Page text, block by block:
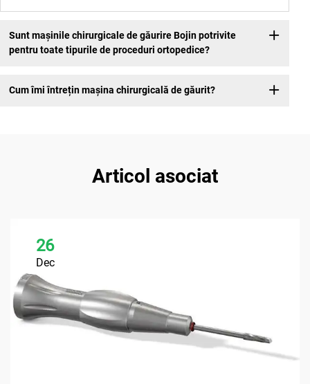
Sunt mașinile chirurgicale de găurire Bojin potrivite
pentru toate tipurile de proceduri ortopedice?
Cum îmi întrețin mașina chirurgicală de găurit?
Articol asociat
26
Dec